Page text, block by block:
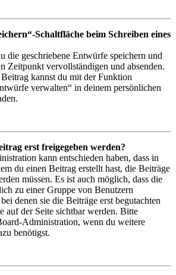
Schaltfläche beim Schreiben eines
die geschriebene Entwürfe speichern und
Zeitpunkt vervollständigen und absenden.
kannst du mit der Funktion
verwalten“ in deinem persönlichen
erst freigegeben werden?
kann entschieden haben, dass in
du einen Beitrag erstellt hast, die Beiträge
müssen. Es ist auch möglich, dass die
zu einer Gruppe von Benutzern
denen sie die Beiträge erst begutachten
auf der Seite sichtbar werden. Bitte
Administration, wenn du weitere
benötigst.